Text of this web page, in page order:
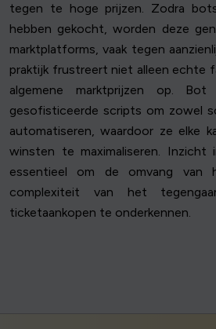
tegen te hoge prijzen. Zodra
hebben gekocht, worden deze
marktplatforms, vaak tegen
praktijk frustreert niet alleen echte
algemene marktprijzen op. Bot
gesofisticeerde scripts om zowel
automatiseren, waardoor ze elke
winsten te maximaliseren. Inzicht
essentieel om de omvang van
complexiteit van het
ticketaankopen te onderkennen.